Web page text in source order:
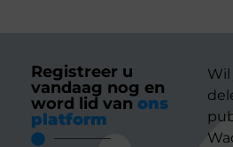
Registreer u
vandaag nog en
word lid van ons
platform